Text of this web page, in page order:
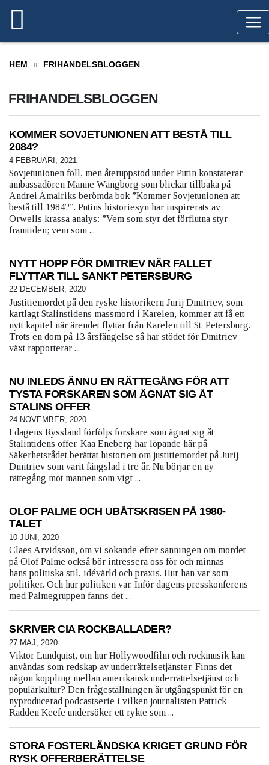
HEM FRIHANDELSBLOGGEN
FRIHANDELSBLOGGEN
KOMMER SOVJETUNIONEN ATT BESTÅ TILL
2084?
4 FEBRUARI, 2021
Sovjetunionen föll, men återuppstod under Putin konstaterar
ambassadören Manne Wängborg som blickar tillbaka på
Andrei Amalriks berömda bok ”Kommer Sovjetunionen att
bestå till 1984?”. Putins historiesyn har inspirerats av
Orwells krassa analys: ”Vem som styr det förflutna styr
framtiden; vem som ...
NYTT HOPP FÖR DMITRIEV NÄR FALLET
FLYTTAR TILL SANKT PETERSBURG
22 DECEMBER, 2020
Justitiemordet på den ryske historikern Jurij Dmitriev, som
kartlagt Stalinstidens massmord i Karelen, kommer att få ett
nytt kapitel när ärendet flyttar från Karelen till St. Petersburg.
Trots en dom på 13 årsfängelse så har stödet för Dmitriev
växt rapporterar ...
NU INLEDS ÄNNU EN RÄTTEGÅNG FÖR ATT
TYSTA FORSKAREN SOM ÄGNAT SIG ÅT
STALINS OFFER
24 NOVEMBER, 2020
I dagens Ryssland förföljs forskare som ägnat sig åt
Stalintidens offer. Kaa Eneberg har löpande här på
Säkerhetsrådet berättat historien om justitiemordet på Jurij
Dmitriev som varit fängslad i tre år. Nu börjar en ny
rättegång mot mannen som vigt ...
OLOF PALME OCH UBÅTSKRISEN PÅ 1980-
TALET
10 JUNI, 2020
Claes Arvidsson, om vi sökande efter sanningen om mordet
på Olof Palme också bör intressera oss för och minnas
hans politiska stil, idévärld och praxis. Hur han var som
politiker. Och hur politiken var. Inför dagens presskonferens
med Palmegruppen fanns det ...
SKRIVER CIA ROCKBALLADER?
27 MAJ, 2020
Viktor Lundquist, om hur Hollywoodfilm och rockmusik kan
användas som redskap av underrättelsetjänster. Finns det
någon koppling mellan amerikansk underrättelsetjänst och
populärkultur? Den frågeställningen är utgångspunkt för en
nyproducerad podcastserie i vilken journalisten Patrick
Radden Keefe undersöker ett rykte som ...
STORA FOSTERLÄNDSKA KRIGET GRUND FÖR
RYSK OFFERBERÄTTELSE